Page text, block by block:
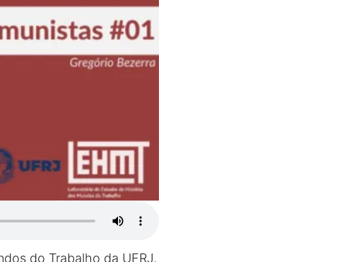
do Trabalho da UFRJ,